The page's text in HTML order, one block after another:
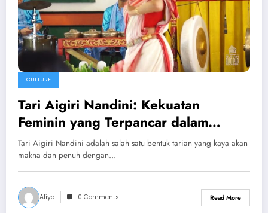
CULTURE
Tari Aigiri Nandini: Kekuatan
Feminin yang Terpancar dalam
Setiap Gerakan
Tari Aigiri Nandini adalah salah satu bentuk tarian yang kaya akan
makna dan penuh dengan…
Aliya 0 Comments Read More